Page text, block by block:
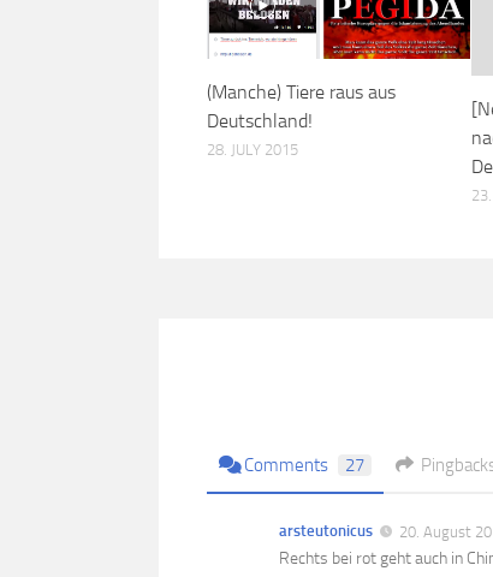
(Manche) Tiere raus aus
Deutschland!
28. JULY 2015
Comments 27
arsteutonicus 20. August
Rechts bei rot geht auch in